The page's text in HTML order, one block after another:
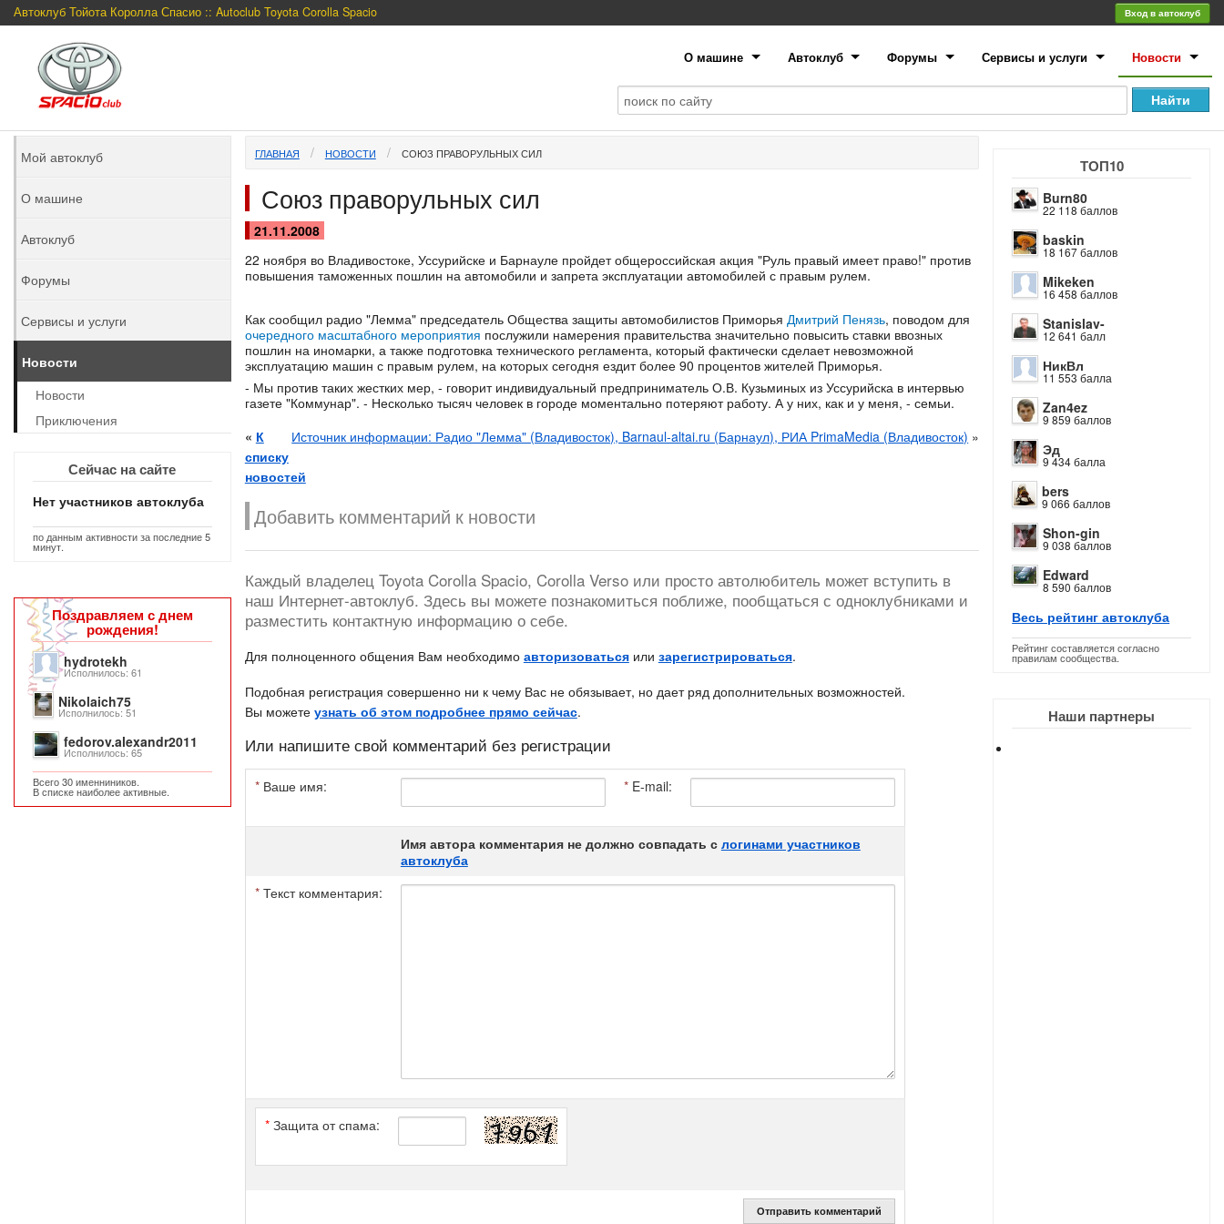
Автоклуб Тойота Королла Спасио :: Autoclub Toyota Corolla Spacio Вход в автоклуб
О машине Автоклуб Форумы Сервисы и услуги Новости
ТОП10
Burn80
22 118 баллов
baskin
18 167 баллов
Mikeken
16 458 баллов
Stanislav-
12 641 балл
НикВл
11 553 балла
Zan4ez
9 859 баллов
Эд
9 434 балла
bers
9 066 баллов
Shon-gin
9 038 баллов
Edward
8 590 баллов
Весь рейтинг автоклуба
Рейтинг составляется согласно
правилам сообщества.
Наши партнеры
ГЛАВНАЯ НОВОСТИ СОЮЗ ПРАВОРУЛЬНЫХ СИЛ
Союз праворульных сил
21.11.2008
22 ноября во Владивостоке, Уссурийске и Барнауле пройдет общероссийская акция "Руль правый имеет право!" против
повышения таможенных пошлин на автомобили и запрета эксплуатации автомобилей с правым рулем.
Как сообщил радио "Лемма" председатель Общества защиты автомобилистов Приморья Дмитрий Пенязь, поводом для
очередного масштабного мероприятия послужили намерения правительства значительно повысить ставки ввозных
пошлин на иномарки, а также подготовка технического регламента, который фактически сделает невозможной
эксплуатацию машин с правым рулем, на которых сегодня ездит более 90 процентов жителей Приморья.
- Мы против таких жестких мер, - говорит индивидуальный предприниматель О.В. Кузьминых из Уссурийска в интервью
газете "Коммунар". - Несколько тысяч человек в городе моментально потеряют работу. А у них, как и у меня, - семьи.
Источник информации: Радио "Лемма" (Владивосток), Barnaul-altai.ru (Барнаул), РИА PrimaMedia (Владивосток) »
« К
списку
новостей
Добавить комментарий к новости
Каждый владелец Toyota Corolla Spacio, Corolla Verso или просто автолюбитель может вступить в
наш Интернет-автоклуб. Здесь вы можете познакомиться поближе, пообщаться с одноклубниками и
разместить контактную информацию о себе.
Для полноценного общения Вам необходимо авторизоватьсяили зарегистрироваться.
Подобная регистрация совершенно ни к чему Вас не обязывает, но дает ряд дополнительных возможностей.
Вы можете узнать об этом подробнее прямо сейчас.
Или напишите свой комментарий без регистрации
*Ваше имя: *E-mail:
Имя автора комментария не должно совпадать с логинами участников
автоклуба
*Текст комментария:
*Защита от спама:
Отправить комментарий
Мой автоклуб
О машине
Автоклуб
Форумы
Сервисы и услуги
Новости
Новости
Приключения
Сейчас на сайте
Нет участников автоклуба
по данным активности за последние 5
минут.
Поздравляем с днем
рождения!
hydrotekh
Исполнилось: 61
Nikolaich75
Исполнилось: 51
fedorov.alexandr2011
Исполнилось: 65
Всего 30 именниников.
В списке наиболее активные.